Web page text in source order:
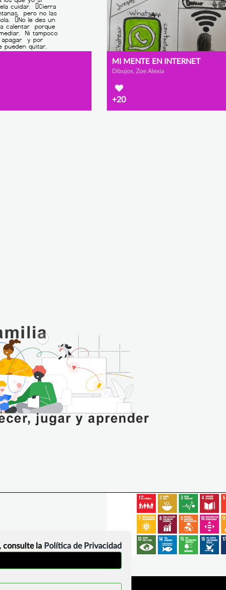
MI MENTE EN INTERNET
Dibujos, Zoe Alexia
+20
consulte la Política de Privacidad